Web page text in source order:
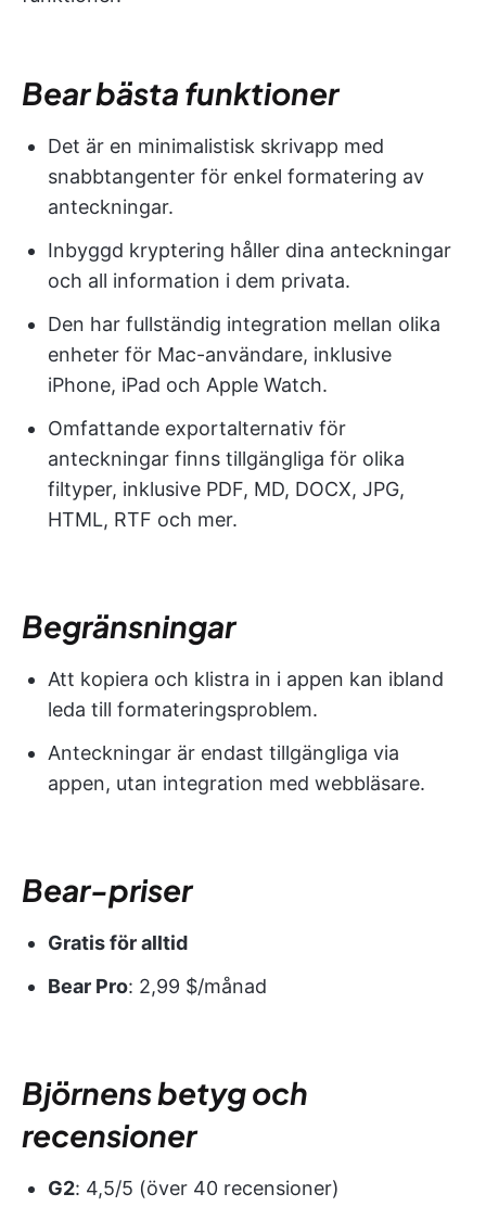
Bear bästa funktioner
Det är en minimalistisk skrivapp med
snabbtangenter för enkel formatering av
anteckningar.
Inbyggd kryptering håller dina anteckningar
och all information i dem privata.
Den har fullständig integration mellan olika
enheter för Mac-användare, inklusive
iPhone, iPad och Apple Watch.
Omfattande exportalternativ för
anteckningar finns tillgängliga för olika
filtyper, inklusive PDF, MD, DOCX, JPG,
HTML, RTF och mer.
Begränsningar
Att kopiera och klistra in i appen kan ibland
leda till formateringsproblem.
Anteckningar är endast tillgängliga via
appen, utan integration med webbläsare.
Bear-priser
Gratis för alltid
Bear Pro: 2,99 $/månad
Björnens betyg och
recensioner
G2: 4,5/5 (över 40 recensioner)